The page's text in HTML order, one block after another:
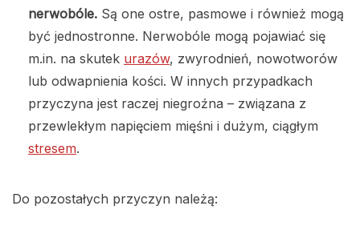
nerwobóle. Są one ostre, pasmowe i również mogą
być jednostronne. Nerwobóle mogą pojawiać się
m.in. na skutek urazów, zwyrodnień, nowotworów
lub odwapnienia kości. W innych przypadkach
przyczyna jest raczej niegroźna – związana z
przewlekłym napięciem mięśni i dużym, ciągłym
stresem.
Do pozostałych przyczyn należą: